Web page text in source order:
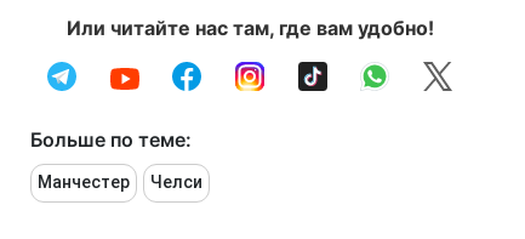
Или читайте нас там, где вам удобно!
Больше по теме:
Манчестер Челси